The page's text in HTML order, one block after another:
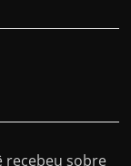
recebeu sobre